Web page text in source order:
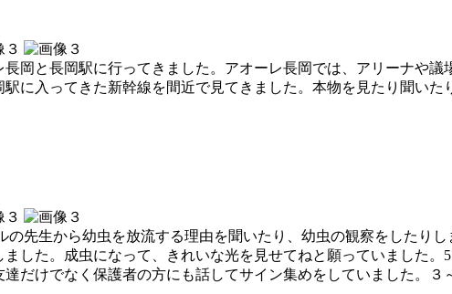
岡と長岡駅に行ってきました。アオーレ長岡では、アリーナや議
に入ってきた新幹線を間近で見てきました。本物を見たり聞い
先生から幼虫を放流する理由を聞いたり、幼虫の観察をしたり
した。成虫になって、きれいな光を見せてねと願っていました。
だけでなく保護者の方にも話してサイン集めをしていました。３